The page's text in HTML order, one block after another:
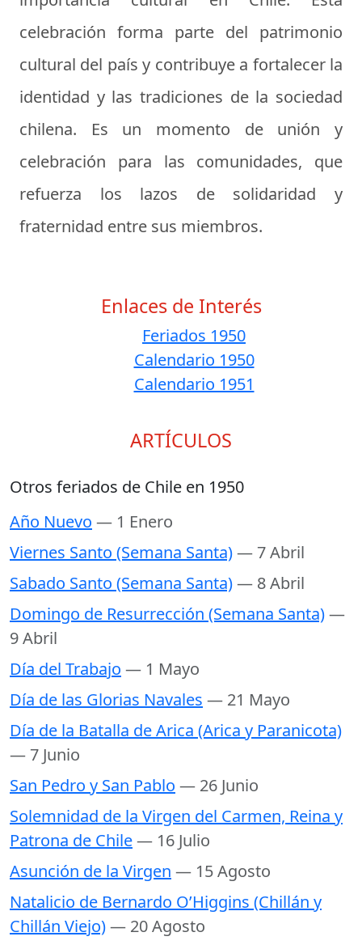
celebración forma parte del patrimonio
cultural del país y contribuye a fortalecer la
identidad y las tradiciones de la sociedad
chilena. Es un momento de unión y
celebración para las comunidades, que
refuerza los lazos de solidaridad y
fraternidad entre sus miembros.
Enlaces de Interés
Feriados 1950
Calendario 1950
Calendario 1951
ARTÍCULOS
Otros feriados de Chile en 1950
Año Nuevo — 1 Enero
Viernes Santo (Semana Santa)— 7 Abril
Sabado Santo (Semana Santa)— 8 Abril
Domingo de Resurrección (Semana Santa)—
9 Abril
Día del Trabajo — 1 Mayo
Día de las Glorias Navales — 21 Mayo
Día de la Batalla de Arica (Arica y Paranicota)
— 7 Junio
San Pedro y San Pablo — 26 Junio
Solemnidad de la Virgen del Carmen, Reina y
Patrona de Chile— 16 Julio
Asunción de la Virgen — 15 Agosto
Natalicio de Bernardo O’Higgins (Chillán y
Chillán Viejo)— 20 Agosto